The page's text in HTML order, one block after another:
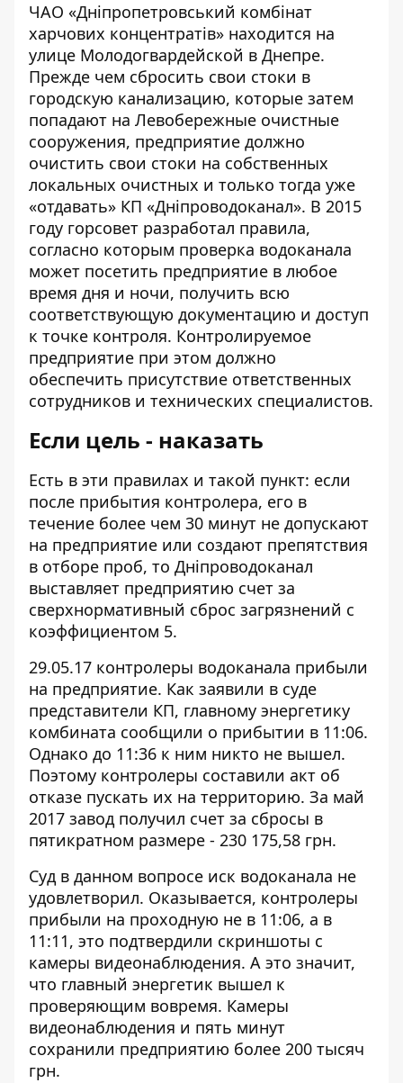
ЧАО «Дніпропетровський комбінат
харчових концентратів» находится на
улице Молодогвардейской в Днепре.
Прежде чем сбросить свои стоки в
городскую канализацию, которые затем
попадают на Левобережные очистные
сооружения, предприятие должно
очистить свои стоки на собственных
локальных очистных и только тогда уже
«отдавать» КП «Дніпроводоканал». В 2015
году горсовет разработал правила,
согласно которым проверка водоканала
может посетить предприятие в любое
время дня и ночи, получить всю
соответствующую документацию и доступ
к точке контроля. Контролируемое
предприятие при этом должно
обеспечить присутствие ответственных
сотрудников и технических специалистов.
Если цель - наказать
Есть в эти правилах и такой пункт: если
после прибытия контролера, его в
течение более чем 30 минут не допускают
на предприятие или создают препятствия
в отборе проб, то Дніпроводоканал
выставляет предприятию счет за
сверхнормативный сброс загрязнений с
коэффициентом 5.
29.05.17 контролеры водоканала прибыли
на предприятие. Как заявили в суде
представители КП, главному энергетику
комбината сообщили о прибытии в 11:06.
Однако до 11:36 к ним никто не вышел.
Поэтому контролеры составили акт об
отказе пускать их на территорию. За май
2017 завод получил счет за сбросы в
пятикратном размере - 230 175,58 грн.
Суд в данном вопросе иск водоканала не
удовлетворил. Оказывается, контролеры
прибыли на проходную не в 11:06, а в
11:11, это подтвердили скриншоты с
камеры видеонаблюдения. А это значит,
что главный энергетик вышел к
проверяющим вовремя. Камеры
видеонаблюдения и пять минут
сохранили предприятию более 200 тысяч
грн.